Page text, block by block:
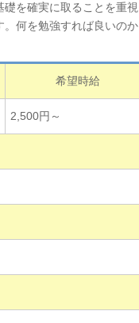
を確実に取ることを重視
。何を勉強すれば良いのか
希望時給
2,500円～